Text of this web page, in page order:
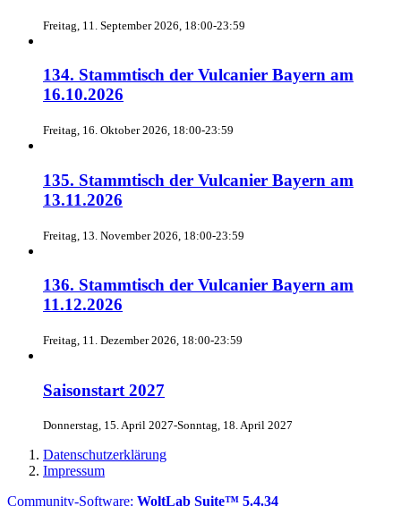
Freitag, 11. September 2026, 18:00-23:59
134. Stammtisch der Vulcanier Bayern am
16.10.2026
Freitag, 16. Oktober 2026, 18:00-23:59
135. Stammtisch der Vulcanier Bayern am
13.11.2026
Freitag, 13. November 2026, 18:00-23:59
136. Stammtisch der Vulcanier Bayern am
11.12.2026
Freitag, 11. Dezember 2026, 18:00-23:59
Saisonstart 2027
Donnerstag, 15. April 2027-Sonntag, 18. April 2027
Datenschutzerklärung
Impressum
Community-Software: WoltLab Suite™ 5.4.34